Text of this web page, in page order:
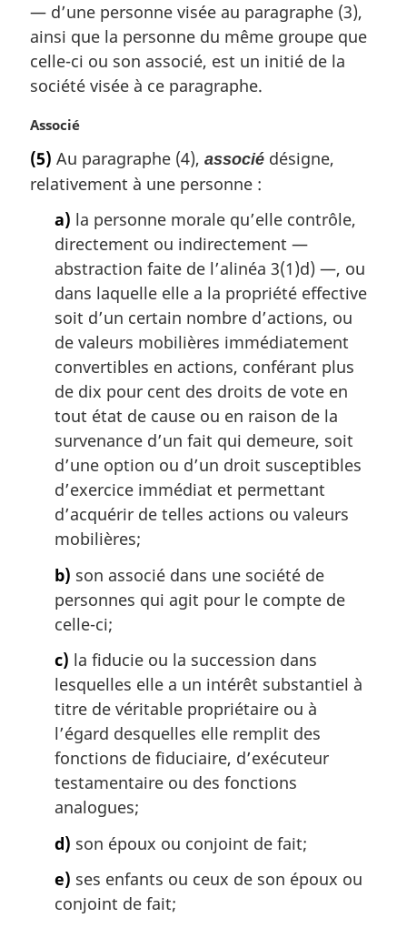
i
n
a
e
— d’une personne visée au paragraphe (3),
ainsi que la personne du même groupe que
celle-ci ou son associé, est un initié de la
société visée à ce paragraphe.
N
t
e
Associé
(5) Au paragraphe (4), associé désigne,
relativement à une personne :
a) la personne morale qu’elle contrôle,
directement ou indirectement —
abstraction faite de l’alinéa 3(1)d) —, ou
dans laquelle elle a la propriété effective
soit d’un certain nombre d’actions, ou
de valeurs mobilières immédiatement
convertibles en actions, conférant plus
de dix pour cent des droits de vote en
tout état de cause ou en raison de la
survenance d’un fait qui demeure, soit
d’une option ou d’un droit susceptibles
d’exercice immédiat et permettant
d’acquérir de telles actions ou valeurs
mobilières;
b) son associé dans une société de
personnes qui agit pour le compte de
celle-ci;
c) la fiducie ou la succession dans
lesquelles elle a un intérêt substantiel à
titre de véritable propriétaire ou à
l’égard desquelles elle remplit des
fonctions de fiduciaire, d’exécuteur
testamentaire ou des fonctions
analogues;
d) son époux ou conjoint de fait;
e) ses enfants ou ceux de son époux ou
conjoint de fait;